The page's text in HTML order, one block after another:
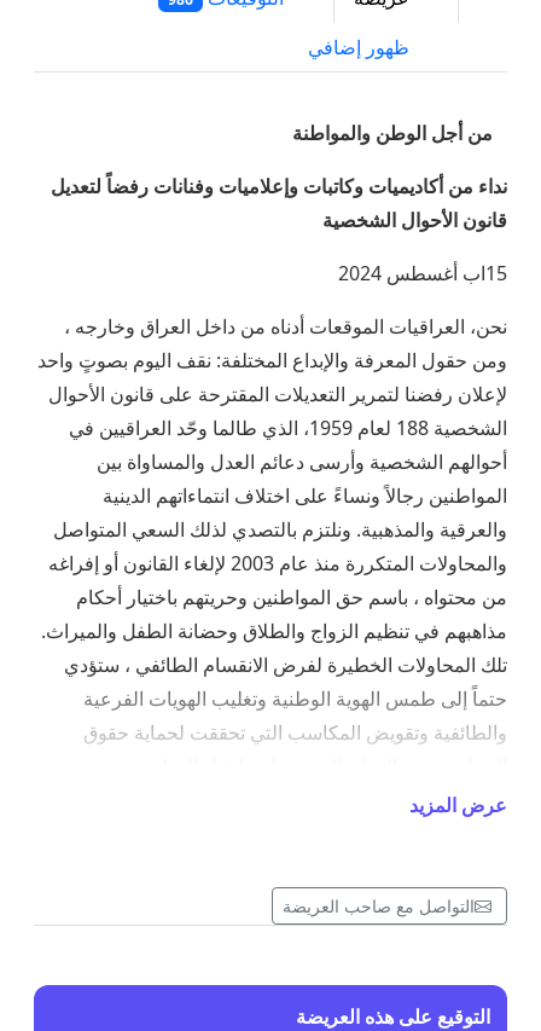
ظهور إضافي
من أجل الوطن والمواطنة
نداء من أكاديميات وكاتبات وإعلاميات وفنانات رفضاً لتعديل
قانون الأحوال الشخصية
15اب أغسطس 2024
نحن، العراقيات الموقعات أدناه من داخل العراق وخارجه ،
ومن حقول المعرفة والإبداع المختلفة: نقف اليوم بصوتٍ واحد
لإعلان رفضنا لتمرير التعديلات المقترحة على قانون الأحوال
الشخصية 188 لعام 1959، الذي طالما وحّد العراقيين في
أحوالهم الشخصية وأرسى دعائم العدل والمساواة بين
المواطنين رجالاً ونساءً على اختلاف انتماءاتهم الدينية
والعرقية والمذهبية. ونلتزم بالتصدي لذلك السعي المتواصل
والمحاولات المتكررة منذ عام 2003 لإلغاء القانون أو إفراغه
من محتواه ، باسم حق المواطنين وحريتهم باختيار أحكام
مذاهبهم في تنظيم الزواج والطلاق وحضانة الطفل والميراث.
تلك المحاولات الخطيرة لفرض الانقسام الطائفي ، ستؤدي
حتماً إلى طمس الهوية الوطنية وتغليب الهويات الفرعية
والطائفية وتقويض المكاسب التي تحققت لحماية حقوق
قوانين تستند إلى تفسيرات ذات صفة خصوصية للشريعة
محاولات تعديل قانون الأحوال الشخصية تعكس بنية ذهنية
حقوق المرأة تحت غطاء ديني أو طائفي. هذه البنية الذكورية لا
عرض المزيد
التواصل مع صاحب العريضة
التوقيع على هذه العريضة